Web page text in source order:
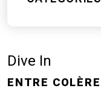
Dive In
ENTRE